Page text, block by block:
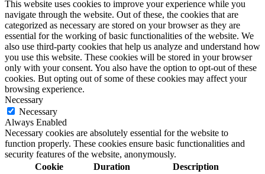
This website uses cookies to improve your experience while you
navigate through the website. Out of these, the cookies that are
categorized as necessary are stored on your browser as they are
essential for the working of basic functionalities of the website. We
also use third-party cookies that help us analyze and understand how
you use this website. These cookies will be stored in your browser
only with your consent. You also have the option to opt-out of these
cookies. But opting out of some of these cookies may affect your
browsing experience.
Necessary
Necessary
Always Enabled
Necessary cookies are absolutely essential for the website to
function properly. These cookies ensure basic functionalities and
security features of the website, anonymously.
Cookie
Duration Description